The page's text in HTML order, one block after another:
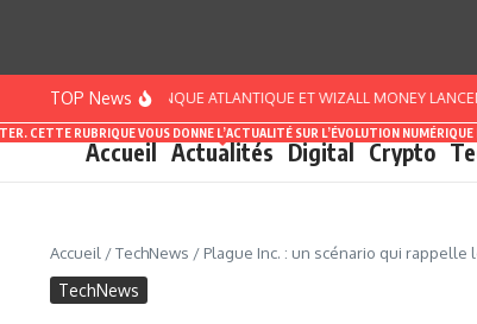
TOP News
D’IVOIRE : BANQUE ATLANTIQUE ET WIZALL MONEY LANCENT «
Accueil Actualités
CETTE RUBRIQUE VOUS DONNE L’ACTUALITÉ SUR L’ÉVOLUTION
Digital Crypto
Accueil /TechNews / Plague Inc. : un scénario qui rappelle
TechNews